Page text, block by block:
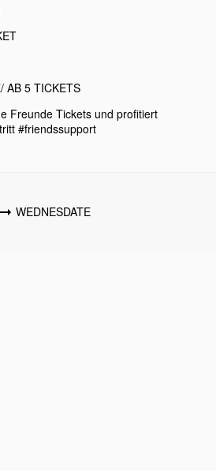
AB 5 TICKETS
Freunde Tickets und profitiert
#friendssupport
WEDNESDATE